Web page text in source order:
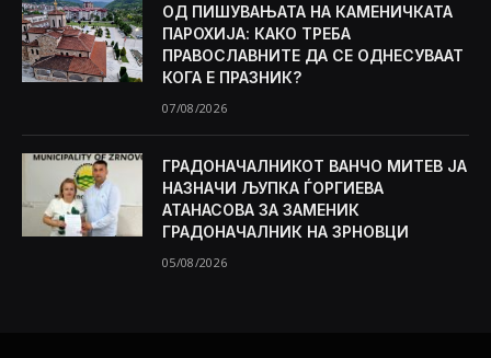
ОД ПИШУВАЊАТА НА КАМЕНИЧКАТА
ПАРОХИЈА: КАКО ТРЕБА
ПРАВОСЛАВНИТЕ ДА СЕ ОДНЕСУВААТ
КОГА Е ПРАЗНИК?
07/08/2026
ГРАДОНАЧАЛНИКОТ ВАНЧО МИТЕВ ЈА
НАЗНАЧИ ЉУПКА ЃОРГИЕВА
АТАНАСОВА ЗА ЗАМЕНИК
ГРАДОНАЧАЛНИК НА ЗРНОВЦИ
05/08/2026